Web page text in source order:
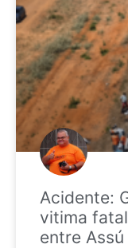
Acidente:
vitima
entre